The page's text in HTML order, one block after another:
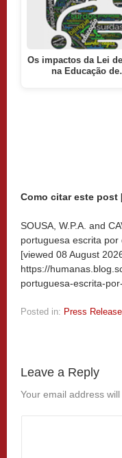
Os impactos da Lei
na Educação
Como citar este post
SOUSA, W.P.A. and
portuguesa escrita por
[viewed 08 August
https://
portuguesa-escrita-
Posted in: Press
Leave a Reply
Your email address